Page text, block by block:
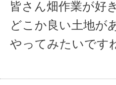
皆さん畑作業が好
どこか良い土地が
やってみたいです